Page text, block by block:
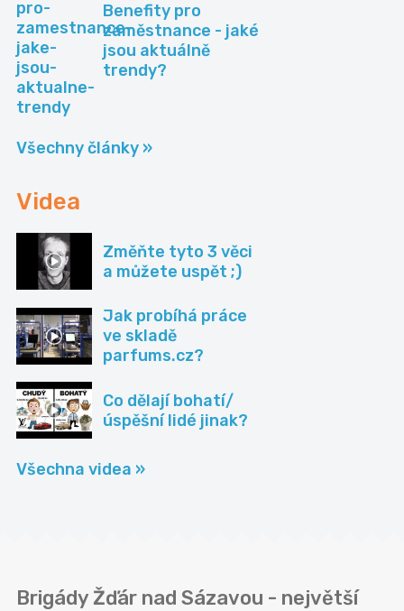
Benefity pro
zaměstnance - jaké
jsou aktuálně
trendy?
Všechny články »
Videa
Změňte tyto 3 věci
a můžete uspět ;)
Jak probíhá práce
ve skladě
parfums.cz?
Co dělají bohatí/
úspěšní lidé jinak?
Všechna videa »
Brigády Žďár nad Sázavou - největší